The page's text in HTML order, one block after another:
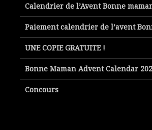
Calendrier de l’Avent Bonne
Paiement calendrier de l’avent
UNE COPIE GRATUITE !
Bonne Maman Advent Calendar
Concours